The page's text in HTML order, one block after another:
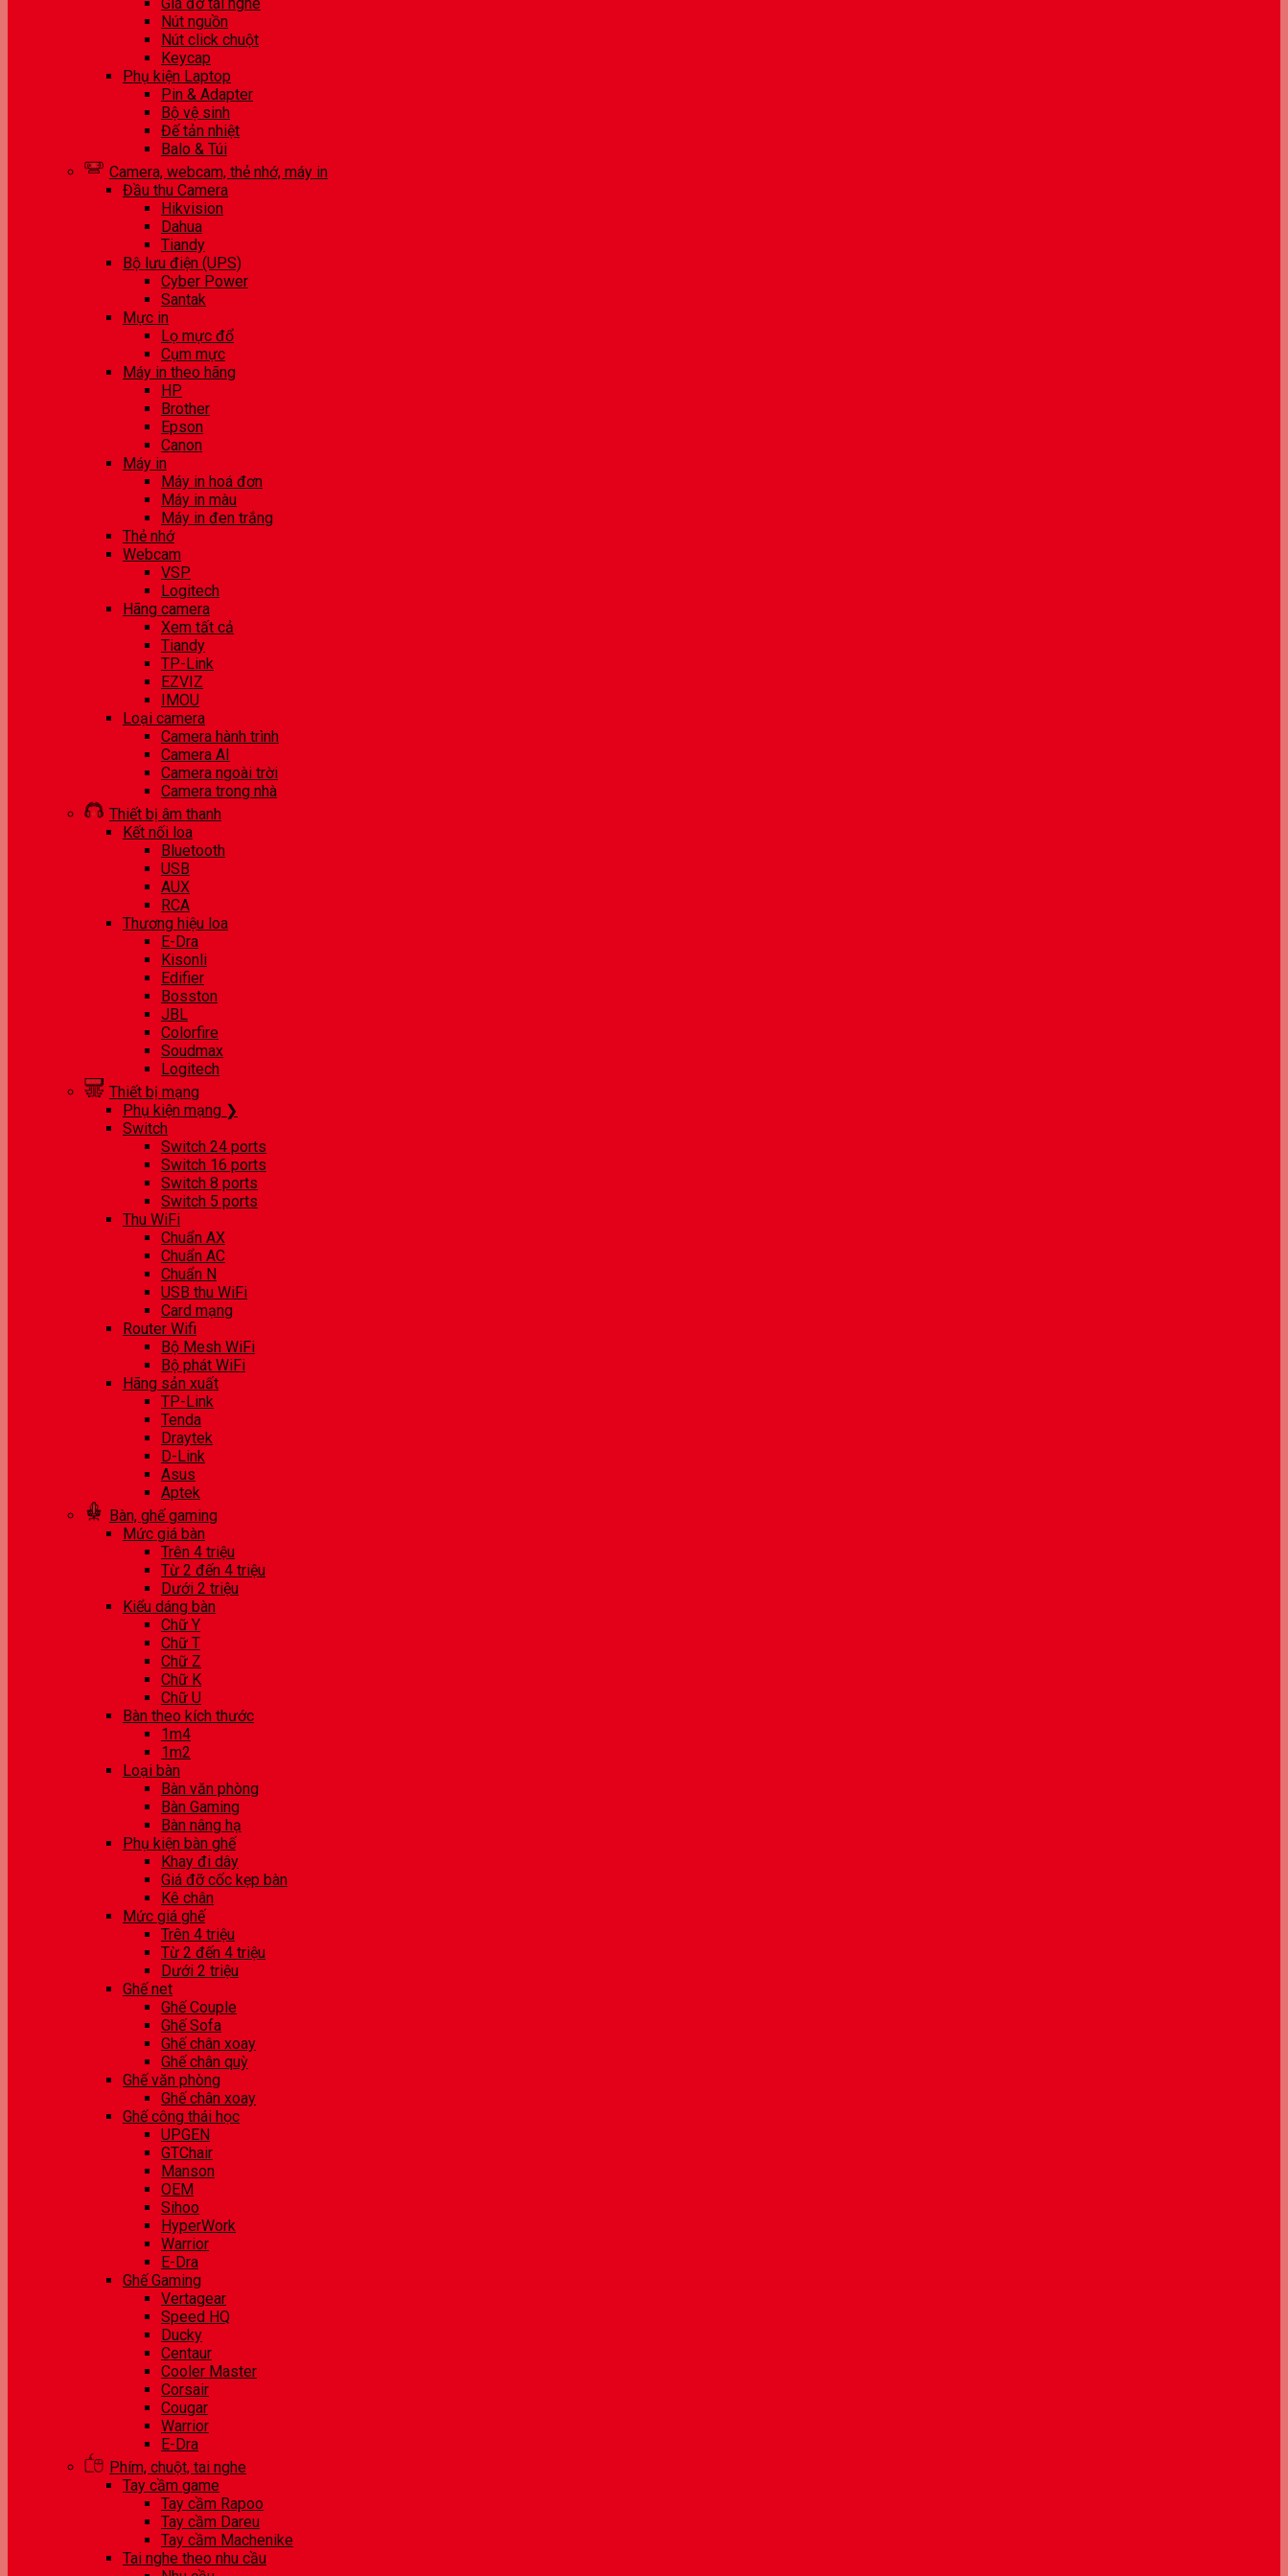
Nút nguồn
Nút click chuột
Keycap
Phụ kiện Laptop
Pin & Adapter
Bộ vệ sinh
Đế tản nhiệt
Balo & Túi
Camera, webcam, thẻ nhớ, máy in
Đầu thu Camera
Hikvision
Dahua
Tiandy
Bộ lưu điện (UPS)
Cyber Power
Santak
Mực in
Lọ mực đổ
Cụm mực
Máy in theo hãng
HP
Brother
Epson
Canon
Máy in
Máy in hoá đơn
Máy in màu
Máy in đen trắng
Thẻ nhớ
Webcam
VSP
Logitech
Hãng camera
Xem tất cả
Tiandy
TP-Link
EZVIZ
IMOU
Loại camera
Camera hành trình
Camera AI
Camera ngoài trời
Camera trong nhà
Thiết bị âm thanh
Kết nối loa
Bluetooth
USB
AUX
RCA
Thương hiệu loa
E-Dra
Kisonli
Edifier
Bosston
JBL
Colorfire
Soudmax
Logitech
Thiết bị mạng
Phụ kiện mạng ❯
Switch
Switch 24 ports
Switch 16 ports
Switch 8 ports
Switch 5 ports
Thu WiFi
Chuẩn AX
Chuẩn AC
Chuẩn N
USB thu WiFi
Card mạng
Router Wifi
Bộ Mesh WiFi
Bộ phát WiFi
Hãng sản xuất
TP-Link
Tenda
Draytek
D-Link
Asus
Aptek
Bàn, ghế gaming
Mức giá bàn
Trên 4 triệu
Từ 2 đến 4 triệu
Dưới 2 triệu
Kiểu dáng bàn
Chữ Y
Chữ T
Chữ Z
Chữ K
Chữ U
Bàn theo kích thước
1m4
1m2
Loại bàn
Bàn văn phòng
Bàn Gaming
Bàn nâng hạ
Phụ kiện bàn ghế
Khay đi dây
Giá đỡ cốc kẹp bàn
Kê chân
Mức giá ghế
Trên 4 triệu
Từ 2 đến 4 triệu
Dưới 2 triệu
Ghế net
Ghế Couple
Ghế Sofa
Ghế chân xoay
Ghế chân quỳ
Ghế văn phòng
Ghế chân xoay
Ghế công thái học
UPGEN
GTChair
Manson
OEM
Sihoo
HyperWork
Warrior
E-Dra
Ghế Gaming
Vertagear
Speed HQ
Ducky
Centaur
Cooler Master
Corsair
Cougar
Warrior
E-Dra
Phím, chuột, tai nghe
Tay cầm game
Tay cầm Rapoo
Tay cầm Dareu
Tay cầm Machenike
Tai nghe theo nhu cầu